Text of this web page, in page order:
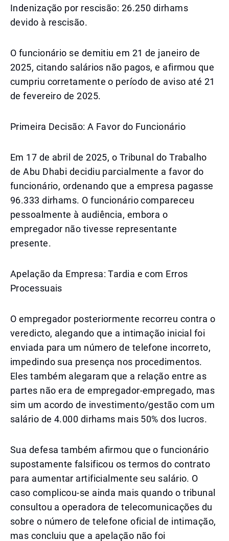
Indenização por rescisão: 26.250 dirhams
devido à rescisão.
O funcionário se demitiu em 21 de janeiro de
2025, citando salários não pagos, e afirmou que
cumpriu corretamente o período de aviso até 21
de fevereiro de 2025.
Primeira Decisão: A Favor do Funcionário
Em 17 de abril de 2025, o Tribunal do Trabalho
de Abu Dhabi decidiu parcialmente a favor do
funcionário, ordenando que a empresa pagasse
96.333 dirhams. O funcionário compareceu
pessoalmente à audiência, embora o
empregador não tivesse representante
presente.
Apelação da Empresa: Tardia e com Erros
Processuais
O empregador posteriormente recorreu contra o
veredicto, alegando que a intimação inicial foi
enviada para um número de telefone incorreto,
impedindo sua presença nos procedimentos.
Eles também alegaram que a relação entre as
partes não era de empregador-empregado, mas
sim um acordo de investimento/gestão com um
salário de 4.000 dirhams mais 50% dos lucros.
Sua defesa também afirmou que o funcionário
supostamente falsificou os termos do contrato
para aumentar artificialmente seu salário. O
caso complicou-se ainda mais quando o tribunal
consultou a operadora de telecomunicações du
sobre o número de telefone oficial de intimação,
mas concluiu que a apelação não foi